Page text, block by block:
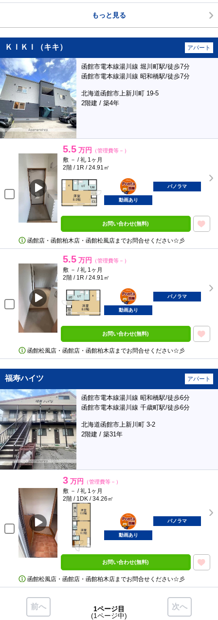
もっと見る
ＫＩＫＩ（キキ） アパート
函館市電本線湯川線 堀川町駅/徒歩7分
函館市電本線湯川線 昭和橋駅/徒歩7分
北海道函館市上新川町 19-5
2階建 / 築4年
5.5 万円 （管理費等－）
敷 － / 礼 1ヶ月
2階 / 1R / 24.91㎡
ポンタ
部屋
パノラマ
動画あり
お問い合わせ(無料)
函館店・函館柏木店・函館松風店までお問合せください☆彡
5.5 万円 （管理費等－）
敷 － / 礼 1ヶ月
2階 / 1R / 24.91㎡
ポンタ
部屋
パノラマ
動画あり
お問い合わせ(無料)
函館松風店・函館店・函館柏木店までお問合せください☆彡
福寿ハイツ アパート
函館市電本線湯川線 昭和橋駅/徒歩6分
函館市電本線湯川線 千歳町駅/徒歩6分
北海道函館市上新川町 3-2
2階建 / 築31年
3 万円 （管理費等－）
敷 － / 礼 1ヶ月
2階 / 1DK / 34.26㎡
ポンタ
部屋
パノラマ
動画あり
お問い合わせ(無料)
函館松風店・函館店・函館柏木店までお問合せください☆彡
前へ 次へ
1ページ目
(1ページ中)